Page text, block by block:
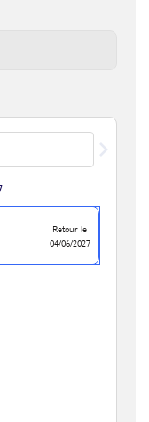
Retour le
04/06/2027